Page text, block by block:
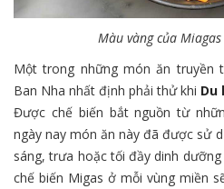
Màu vàng của
Một trong những món ăn truyền
Ban Nha nhất định phải thử khi Du
Được chế biến bắt nguồn từ
ngày nay món ăn này đã được sử
sáng, trưa hoặc tối đầy dinh
chế biến Migas ở mỗi vùng miền